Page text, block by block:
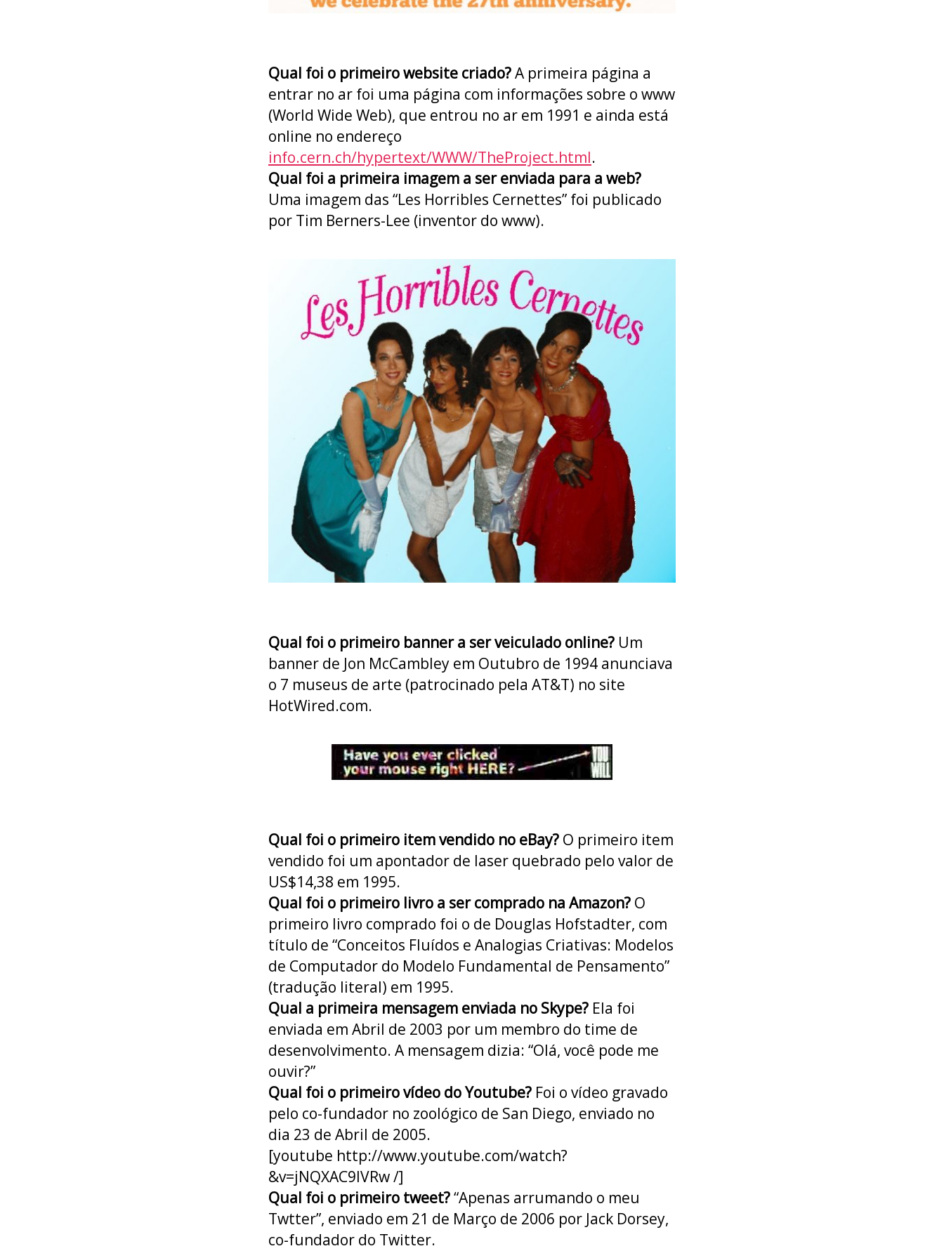
Qual foi o primeiro website criado?A primeira página a
entrar no ar foi uma página com informações sobre o www
(World Wide Web), que entrou no ar em 1991 e ainda está
online no endereço
info.cern.ch/hypertext/WWW/TheProject.html.
Qual foi a primeira imagem a ser enviada para a web?
Uma imagem das “Les Horribles Cernettes” foi publicado
por Tim Berners-Lee (inventor do www).
Qual foi o primeiro banner a ser veiculado online? Um
banner de Jon McCambley em Outubro de 1994 anunciava
o 7 museus de arte (patrocinado pela AT&T) no site
HotWired.com.
Qual foi o primeiro item vendido no eBay? O primeiro item
vendido foi um apontador de laser quebrado pelo valor de
US$14,38 em 1995.
Qual foi o primeiro livro a ser comprado na Amazon? O
primeiro livro comprado foi o de Douglas Hofstadter, com
título de “Conceitos Fluídos e Analogias Criativas: Modelos
de Computador do Modelo Fundamental de Pensamento”
(tradução literal) em 1995.
Qual a primeira mensagem enviada no Skype? Ela foi
enviada em Abril de 2003 por um membro do time de
desenvolvimento. A mensagem dizia: “Olá, você pode me
ouvir?”
Qual foi o primeiro vídeo do Youtube? Foi o vídeo gravado
pelo co-fundador no zoológico de San Diego, enviado no
dia 23 de Abril de 2005.
[youtube http://www.youtube.com/watch?
&v=jNQXAC9IVRw /]
Qual foi o primeiro tweet?“Apenas arrumando o meu
Twtter”, enviado em 21 de Março de 2006 por Jack Dorsey,
co-fundador do Twitter.